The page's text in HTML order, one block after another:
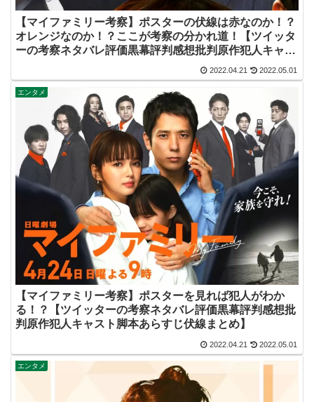
【マイファミリー考察】ポスターの伏線は赤なのか！？
オレンジなのか！？ここが考察の分かれ道！【ツイッタ
ーの考察ネタバレ評価黒幕評判感想批判原作犯人キャス
2022.04.21 2022.05.01
エンタメ
【マイファミリー考察】ポスターを見れば犯人がわか
る！？【ツイッターの考察ネタバレ評価黒幕評判感想批
判原作犯人キャスト脚本あらすじ伏線まとめ】
2022.04.21 2022.05.01
エンタメ